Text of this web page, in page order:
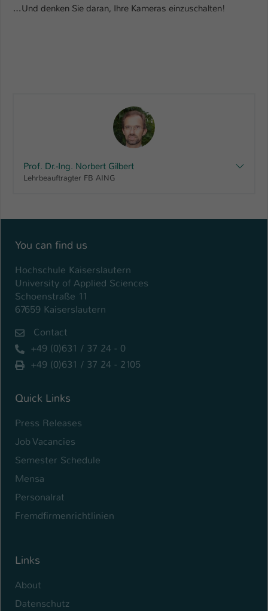
…Und denken Sie daran, Ihre Kameras einzuschalten!
Prof. Dr.-Ing. Norbert Gilbert
Lehrbeauftragter FB AING
You can find us
Hochschule Kaiserslautern
University of Applied Sciences
Schoenstraße 11
67659 Kaiserslautern
Contact
+49 (0)631 / 37 24 - 0
+49 (0)631 / 37 24 - 2105
Quick Links
Press Releases
Job Vacancies
Semester Schedule
Mensa
Personalrat
Fremdfirmenrichtlinien
Links
About
Datenschutz